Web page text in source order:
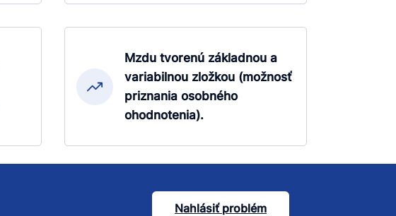
Mzdu tvorenú základnou a
variabilnou zložkou (možnosť
priznania osobného
ohodnotenia).
Nahlásiť problém